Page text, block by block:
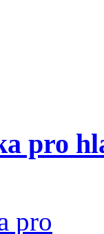
pro